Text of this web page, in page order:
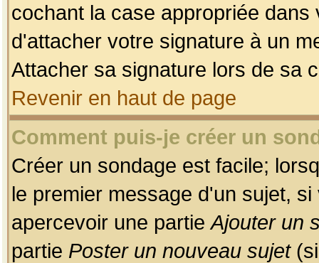
cochant la case appropriée
d'attacher votre signature à un
Attacher sa signature lors de sa
Revenir en haut de page
Comment puis-je créer un
Créer un sondage est facile;
le premier message d'un sujet,
apercevoir une partieAjouter un
partie Poster un nouveau sujet(si